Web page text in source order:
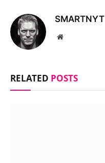
SMARTNYT
Website
RELATED POSTS